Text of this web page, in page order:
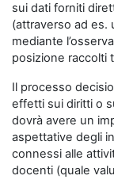
sui dati forniti
(attraverso ad es.
mediante
posizione raccolti
Il processo
effetti sui diritti o
dovrà avere un
aspettative degli
connessi alle
docenti (quale